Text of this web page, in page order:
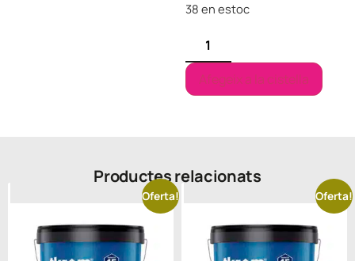
38 en estoc
Afegeix a la cistella
Productes relacionats
Oferta! Oferta!